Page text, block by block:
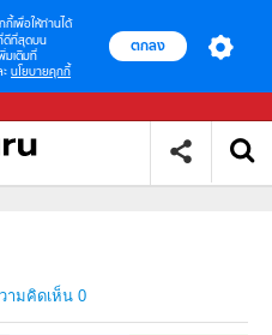
กกี้เพื่อให้ท่านได้
ดีที่สุดบน
มเติมที่
ะ นโยบายคุกกี้
ตกลง
ามคิดเห็น 0